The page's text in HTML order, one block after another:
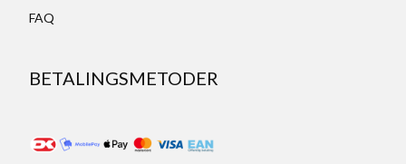
FAQ
BETALINGSMETODER